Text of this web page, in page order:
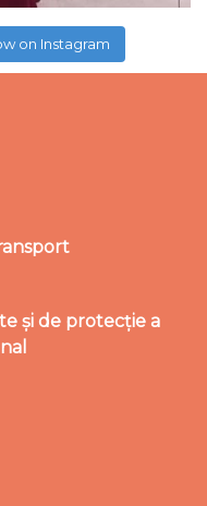
on Instagram
și de protecție a